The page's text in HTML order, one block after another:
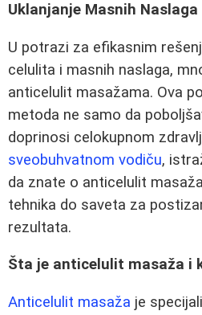
Uklanjanje Masnih Naslaga
U potrazi za efikasnim
celulita i masnih naslaga,
anticelulit masažama. Ova
metoda ne samo da
doprinosi celokupnom
sveobuhvatnom vodiču,
da znate o anticelulit
tehnika do saveta za
rezultata.
Šta je anticelulit masaža i
Anticelulit masaža je